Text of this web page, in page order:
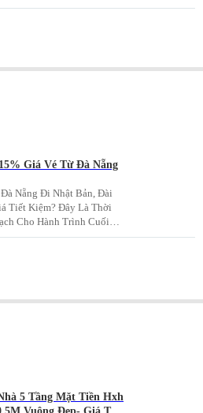
Vuông Đẹp - Hoàn
Giá Vé Từ Đà Nẵng
Nẵng Đi Nhật Bản, Đài
Tiết Kiệm? Đây Là Thời
Cho Hành Trình Cuối
Ưu Đãi Đến 15%
Đến Quốc Tế...
5 Tầng Mặt Tiền Hxh